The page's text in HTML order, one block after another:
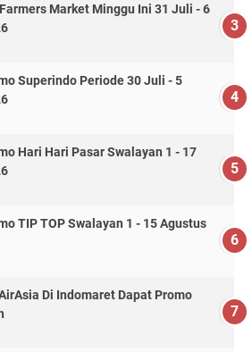
Market Minggu Ini 31 Juli - 6
Superindo Periode 30 Juli - 5
Hari Hari Pasar Swalayan 1 - 17
TIP TOP Swalayan 1 - 15 Agustus
Di Indomaret Dapat Promo